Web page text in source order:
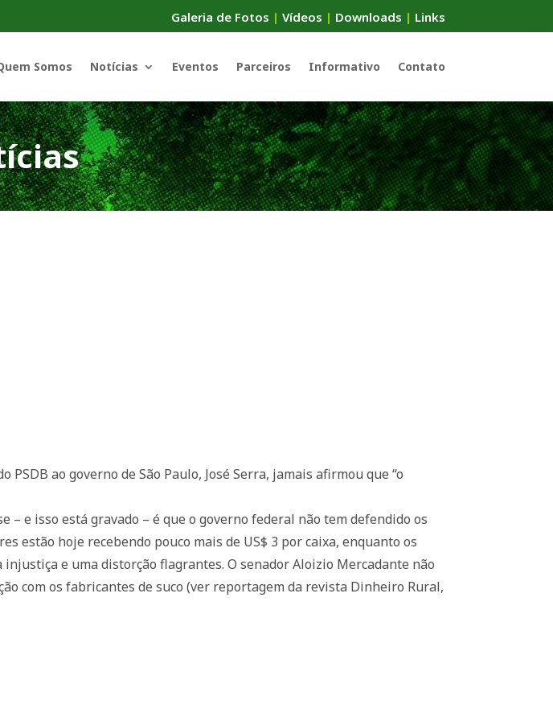
Galeria de Fotos | Vídeos | Downloads | Links
Somos Notícias Eventos Parceiros Informativo Contato
ao governo de São Paulo, José Serra, jamais afirmou que “o
– e isso está gravado – é que o governo federal não tem defendido os
estão hoje recebendo pouco mais de US$ 3 por caixa, enquanto os
e uma distorção flagrantes. O senador Aloizio Mercadante não
com os fabricantes de suco (ver reportagem da revista Dinheiro Rural,